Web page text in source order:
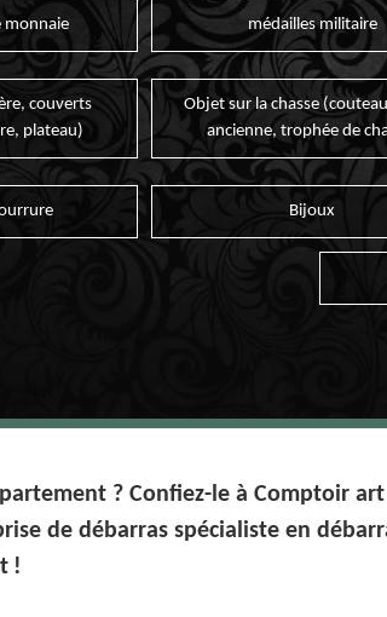
monnaie médailles militaire
couverts
plateau)
Objet sur la chasse
ancienne, trophée de
Bijoux
? Confiez-le à Comptoir
de débarras spécialiste en
!